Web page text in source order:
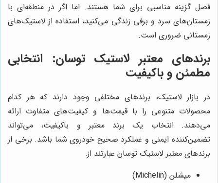
فصل گزینه مناسبی برای شما هستند. اما اگر در منطقه‌ای با
زمستان‌های سرد و برفی زندگی می‌کنید، استفاده از لاستیک‌های
زمستانی ضروری است.
برندهای معتبر لاستیک توسان: انتخابی
مطمئن و باکیفیت
در بازار لاستیک، برندهای مختلفی وجود دارند که هر کدام
محصولات متنوعی را با قیمت‌ها و کیفیت‌های متفاوت ارائه
می‌دهند. انتخاب یک برند معتبر و باکیفیت، می‌تواند
تضمین‌کننده ایمنی و عملکرد صحیح خودروی شما باشد. برخی از
برندهای معتبر لاستیک توسان عبارتند از:
میشلن (Michelin)